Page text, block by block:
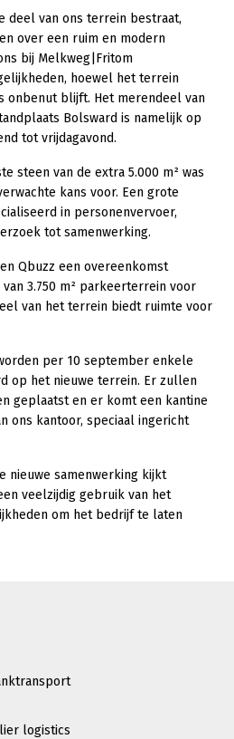
deel van ons terrein bestraat,
over een ruim en modern
bij Melkweg|Fritom
hoewel het terrein
onbenut blijft. Het merendeel van
Bolsward is namelijk op
tot vrijdagavond.
steen van de extra 5.000 m² was
kans voor. Een grote
in personenvervoer,
tot samenwerking.
Qbuzz een overeenkomst
3.750 m² parkeerterrein voor
van het terrein biedt ruimte voor
per 10 september enkele
op het nieuwe terrein. Er zullen
geplaatst en er komt een kantine
ons kantoor, speciaal ingericht
nieuwe samenwerking kijkt
veelzijdig gebruik van het
om het bedrijf te laten
logistics